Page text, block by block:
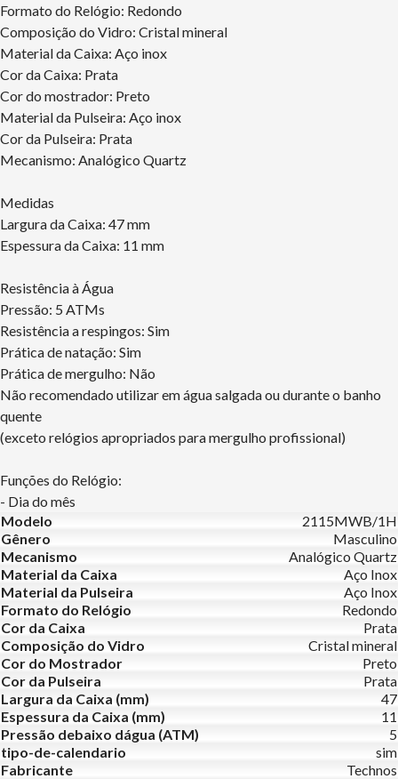
Formato do Relógio: Redondo
Composição do Vidro: Cristal mineral
Material da Caixa: Aço inox
Cor da Caixa: Prata
Cor do mostrador: Preto
Material da Pulseira: Aço inox
Cor da Pulseira: Prata
Mecanismo: Analógico Quartz
Medidas
Largura da Caixa: 47 mm
Espessura da Caixa: 11 mm
Resistência à Água
Pressão: 5 ATMs
Resistência a respingos: Sim
Prática de natação: Sim
Prática de mergulho: Não
Não recomendado utilizar em água salgada ou durante o banho
quente
(exceto relógios apropriados para mergulho profissional)
Funções do Relógio:
- Dia do mês
Modelo
2115MWB/1H
Gênero
Masculino
Mecanismo
Analógico Quartz
Material da Caixa
Aço Inox
Material da Pulseira
Aço Inox
Formato do Relógio
Redondo
Cor da Caixa
Prata
Composição do Vidro
Cristal mineral
Cor do Mostrador
Preto
Cor da Pulseira
Prata
Largura da Caixa (mm)
47
Espessura da Caixa (mm)
11
Pressão debaixo dágua (ATM)
5
tipo-de-calendario
sim
Fabricante
Technos